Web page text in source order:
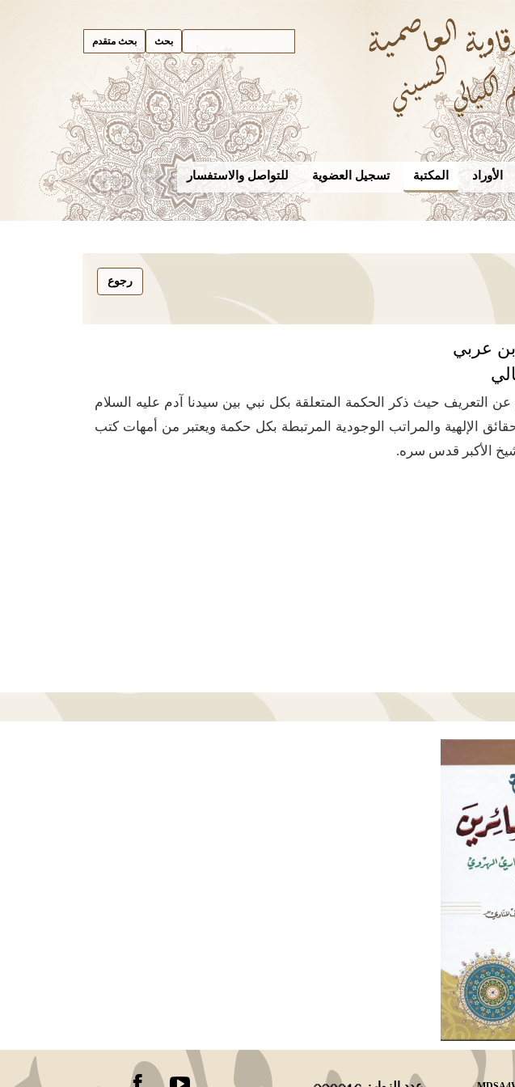
بحث متقدم
الأوراد المكتبة تسجيل العضوية للتواصل والاستفسار
بن عربي
التعريف حيث ذكر الحكمة المتعلقة بكل نبي بين سيدنا آدم عليه السلام
الإلهية والمراتب الوجودية المرتبطة بكل حكمة ويعتبر من أمهات كتب
الأكبر قدس سره.